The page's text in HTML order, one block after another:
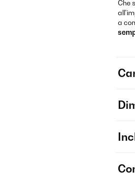
Che
a